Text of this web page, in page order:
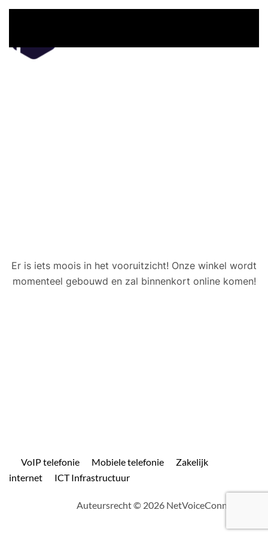
Er is iets moois in het vooruitzicht! Onze winkel wordt
momenteel gebouwd en zal binnenkort online komen!
VoIP telefonie Mobiele telefonie
Zakelijk
internet
ICT Infrastructuur
Auteursrecht © 2026 NetVoiceConnect.com